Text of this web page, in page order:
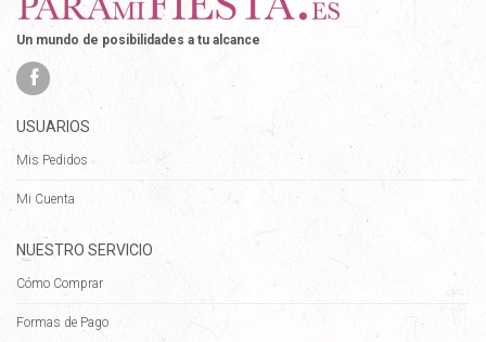
Un mundo de posibilidades a tu alcance
USUARIOS
Mis Pedidos
Mi Cuenta
NUESTRO SERVICIO
Cómo Comprar
Formas de Pago